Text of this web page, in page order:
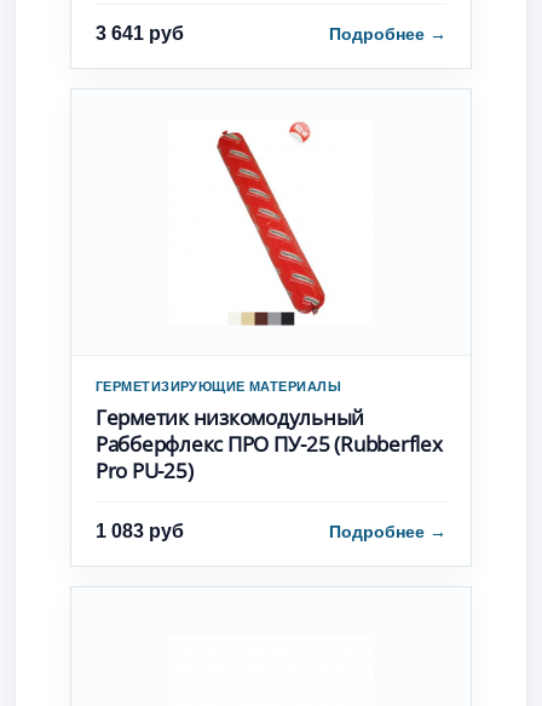
3 641 руб Подробнее →
ГЕРМЕТИЗИРУЮЩИЕ МАТЕРИАЛЫ
Герметик низкомодульный
Рабберфлекс ПРО ПУ-25 (Rubberflex
Pro PU-25)
1 083 руб Подробнее →